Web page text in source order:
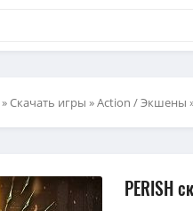
»Скачать игры »Action / Экшены
PERISH